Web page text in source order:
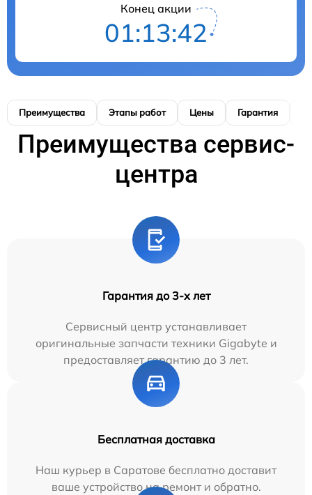
Конец акции
01:13:41
Преимущества Этапы работ Цены Гарантия
Преимущества сервис-
центра
Гарантия до 3-х лет
Сервисный центр устанавливает
оригинальные запчасти техники Gigabyte и
предоставляет гарантию до 3 лет.
Бесплатная доставка
Наш курьер в Саратове бесплатно доставит
ваше устройство на ремонт и обратно.